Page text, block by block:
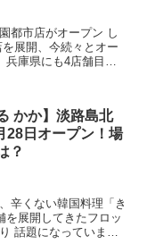
都市店がオープン し
展開、今続々とオー
兵庫県にも4店舗目の
かか】淡路島北
28日オープン！場
？
辛くない韓国料理「き
を展開してきたフロッ
話題になっていま